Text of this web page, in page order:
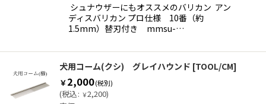
シュナウザーにもオススメのバリカン アン
ディスバリカン プロ仕様 10番（約
1.5mm）替刃付き mmsu-…
犬用コーム(クシ) グレイハウンド [TOOL/CM]
￥2,000(税別)
(税込: ￥2,200)